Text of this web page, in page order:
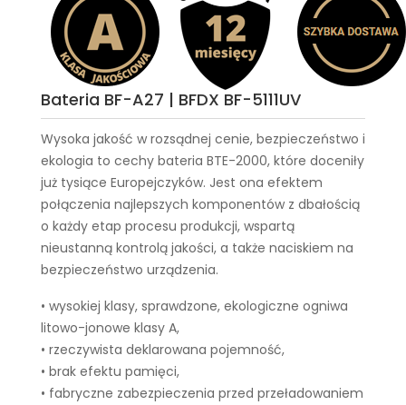
Bateria BF-A27 | BFDX BF-5111UV
Wysoka jakość w rozsądnej cenie, bezpieczeństwo i
ekologia to cechy bateria BTE-2000, które doceniły
już tysiące Europejczyków. Jest ona efektem
połączenia najlepszych komponentów z dbałością
o każdy etap procesu produkcji, wspartą
nieustanną kontrolą jakości, a także naciskiem na
bezpieczeństwo urządzenia.
• wysokiej klasy, sprawdzone, ekologiczne ogniwa
litowo-jonowe klasy A,
• rzeczywista deklarowana pojemność,
• brak efektu pamięci,
• fabryczne zabezpieczenia przed przeładowaniem